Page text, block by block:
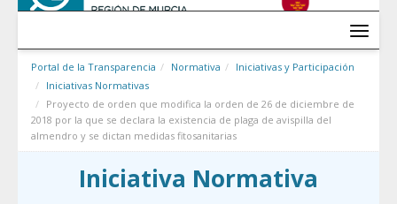
Menú
Portal de la Transparencia Normativa
Iniciativas y Participación
Iniciativas Normativas
Proyecto de orden que modifica la orden de 26 de diciembre de
2018 por la que se declara la existencia de plaga de avispilla del
almendro y se dictan medidas fitosanitarias
Iniciativa Normativa